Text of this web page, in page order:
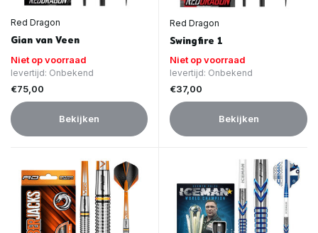
Red Dragon
Gian van Veen
Niet op voorraad
levertijd: Onbekend
€75,00
Bekijken
Red Dragon
Swingfire 1
Niet op voorraad
levertijd: Onbekend
€37,00
Bekijken